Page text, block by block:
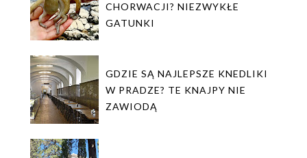
CHORWACJI? NIEZWYKŁE
GATUNKI
GDZIE SĄ NAJLEPSZE KNEDLIKI
W PRADZE? TE KNAJPY NIE
ZAWIODĄ